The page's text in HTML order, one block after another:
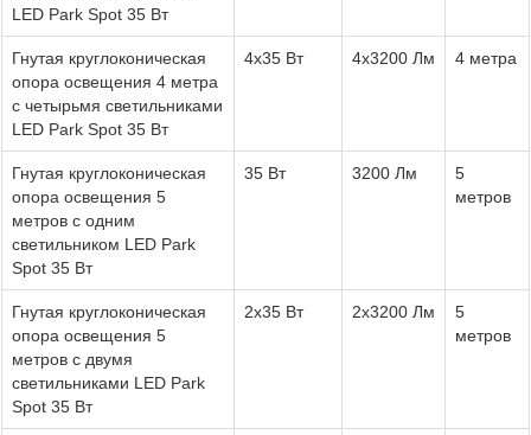
LED Park Spot 35 Вт
Гнутая круглоконическая
опора освещения 4 метра
с четырьмя светильниками
LED Park Spot 35 Вт
4x35 Вт 4x3200 Лм 4 метра
Гнутая круглоконическая
опора освещения 5
метров с одним
светильником LED Park
Spot 35 Вт
35 Вт 3200 Лм
5
метров
Гнутая круглоконическая
опора освещения 5
метров с двумя
светильниками LED Park
Spot 35 Вт
2x35 Вт 2x3200 Лм
5
метров